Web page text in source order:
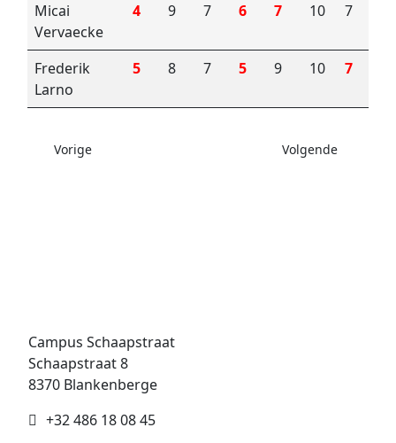
Micai
Vervaecke
4 9 7 6 7 10 7
Frederik
Larno
5 8 7 5 9 10 7
Vorig artikel: Zomertornooi 2023 Eindstand
Vorige Volgende artikel:
Volgende
Campus Schaapstraat
Schaapstraat 8
8370 Blankenberge
+32 486 18 08 45